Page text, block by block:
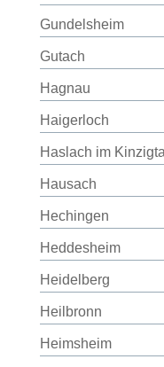
Gundelsheim
Gutach
Hagnau
Haigerloch
Haslach im Kinzigtal
Hausach
Hechingen
Heddesheim
Heidelberg
Heilbronn
Heimsheim